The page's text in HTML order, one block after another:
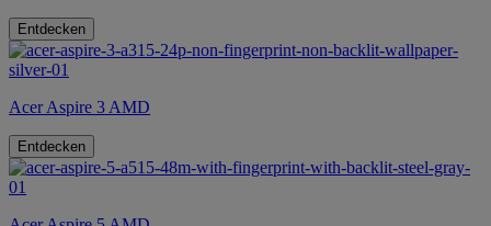
Entdecken
Acer Aspire 3 AMD
Entdecken